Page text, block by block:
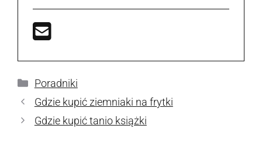
Kategorie
Poradniki
Gdzie kupić ziemniaki na frytki
Gdzie kupić tanio książki